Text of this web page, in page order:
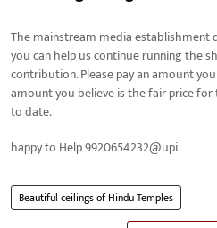
The mainstream media establishment
you can help us continue running the
contribution. Please pay an amount
amount you believe is the fair price
to date.
happy to Help 9920654232@upi
Beautiful ceilings of Hindu Temples